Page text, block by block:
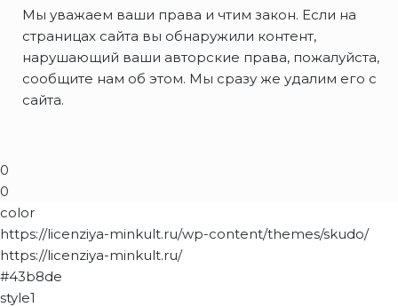
Мы уважаем ваши права и чтим закон. Если на
страницах сайта вы обнаружили контент,
нарушающий ваши авторские права, пожалуйста,
сообщите нам об этом. Мы сразу же удалим его с
сайта.
0
0
color
https://licenziya-minkult.ru/wp-content/themes/skudo/
https://licenziya-minkult.ru/
#43b8de
style1